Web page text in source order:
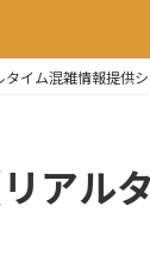
タイム混雑情報提供
アル